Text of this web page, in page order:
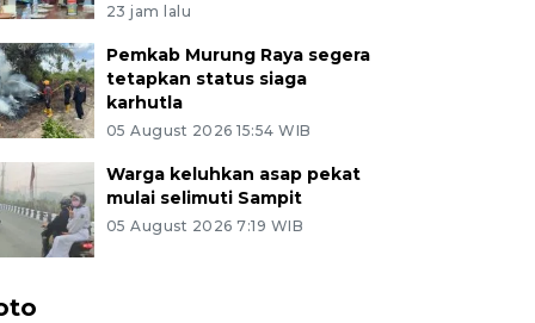
23 jam lalu
Pemkab Murung Raya segera
tetapkan status siaga
karhutla
05 August 2026 15:54 WIB
Warga keluhkan asap pekat
mulai selimuti Sampit
05 August 2026 7:19 WIB